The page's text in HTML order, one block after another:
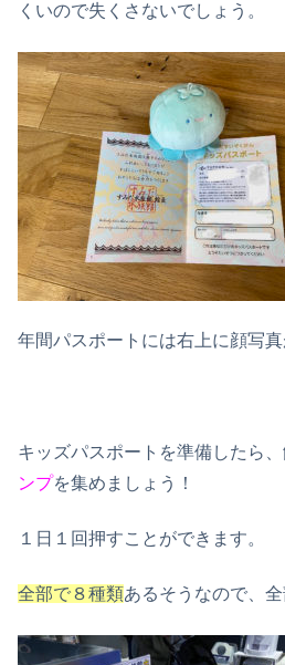
くいので失くさないでしょう。
年間パスポートには右上に顔写真
キッズパスポートを準備したら
ンプを集めましょう！
１日１回押すことができます。
全部で８種類あるそうなので、